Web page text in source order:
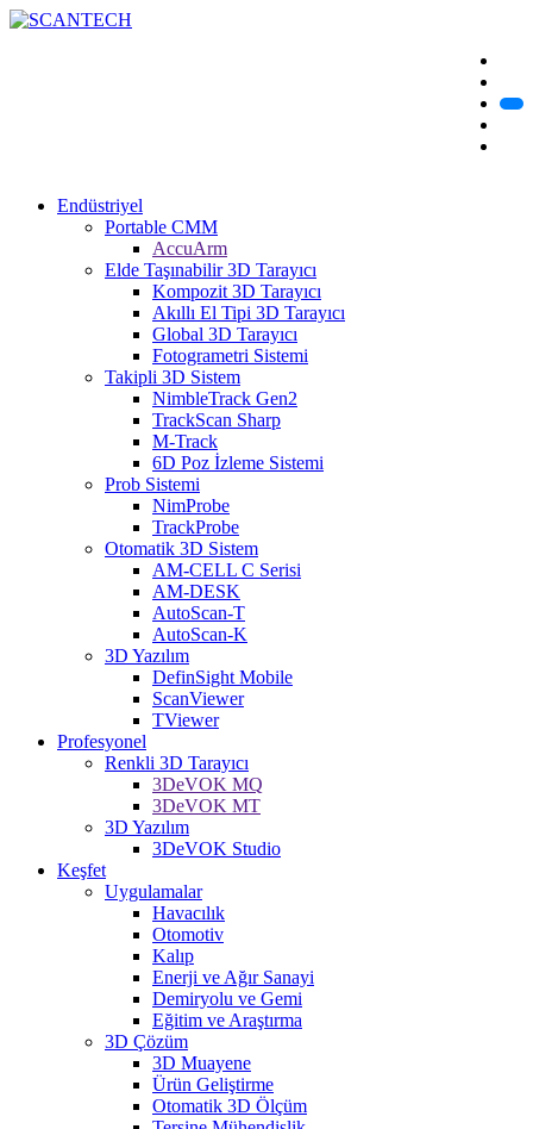
Endüstriyel
Portable CMM
AccuArm
Elde Taşınabilir 3D Tarayıcı
Kompozit 3D Tarayıcı
Akıllı El Tipi 3D Tarayıcı
Global 3D Tarayıcı
Fotogrametri Sistemi
Takipli 3D Sistem
NimbleTrack Gen2
TrackScan Sharp
M-Track
6D Poz İzleme Sistemi
Prob Sistemi
NimProbe
TrackProbe
Otomatik 3D Sistem
AM-CELL C Serisi
AM-DESK
AutoScan-T
AutoScan-K
3D Yazılım
DefinSight Mobile
ScanViewer
TViewer
Profesyonel
Renkli 3D Tarayıcı
3DeVOK MQ
3DeVOK MT
3D Yazılım
3DeVOK Studio
Keşfet
Uygulamalar
Havacılık
Otomotiv
Kalıp
Enerji ve Ağır Sanayi
Demiryolu ve Gemi
Eğitim ve Araştırma
3D Çözüm
3D Muayene
Ürün Geliştirme
Otomatik 3D Ölçüm